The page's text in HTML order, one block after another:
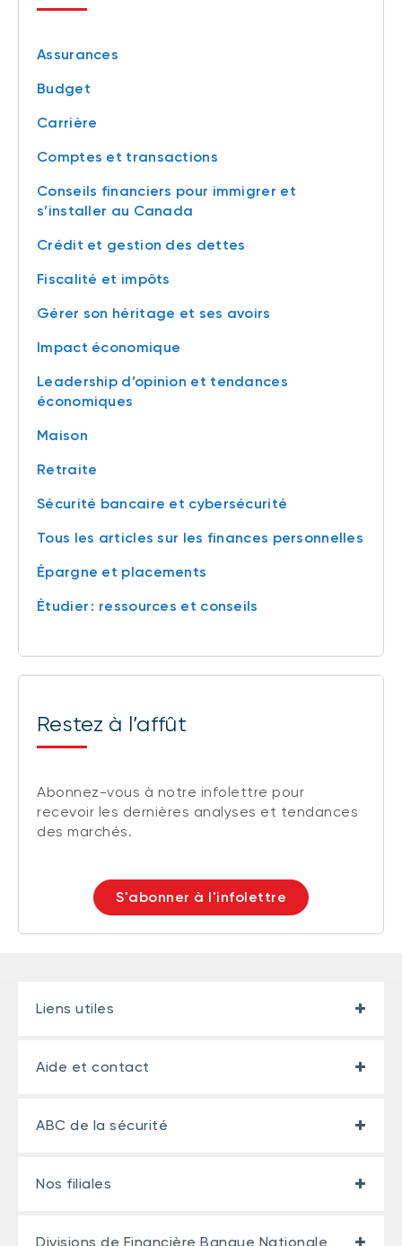
Assurances
Budget
Carrière
Comptes et transactions
Conseils financiers pour immigrer et
s’installer au Canada
Crédit et gestion des dettes
Fiscalité et impôts
Gérer son héritage et ses avoirs
Impact économique
Leadership d’opinion et tendances
économiques
Maison
Retraite
Sécurité bancaire et cybersécurité
Tous les articles sur les finances personnelles
Épargne et placements
Étudier : ressources et conseils
Restez à l’affût
Abonnez-vous à notre infolettre pour
recevoir les dernières analyses et tendances
des marchés.
S'abonner à l'infolettre
Liens utiles
Aide et contact
ABC de la sécurité
Nos filiales
Divisions de Financière Banque Nationale